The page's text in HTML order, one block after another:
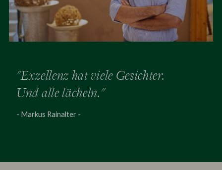
"Exzellenz hat viele Gesichter.
Und alle lächeln."
- Markus Rainalter -